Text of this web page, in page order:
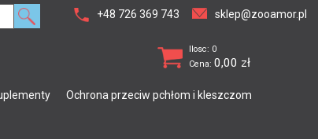
+48 726 369 743 sklep@zooamor.pl
Ilosc: 0
Cena: 0,00 zł
Ochrona przeciw pchłom i kleszczom